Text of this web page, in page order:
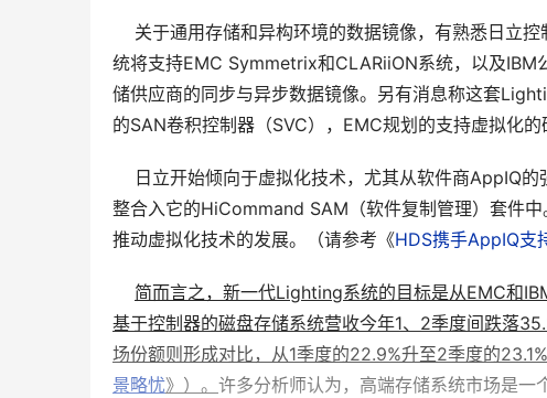
关于通用存储和异构环境的数据镜像，有熟悉日立
统将支持EMC Symmetrix和CLARiiON系统，以及
储供应商的同步与异步数据镜像。另有消息称这套
的SAN卷积控制器（SVC），EMC规划的支持虚拟化
日立开始倾向于虚拟化技术，尤其从软件商AppIQ的
整合入它的HiCommand SAM（软件复制管理）套件
推动虚拟化技术的发展。（请参考《HDS携手AppIQ支
简而言之，新一代Lighting系统的目标是从EMC和
基于控制器的磁盘存储系统营收今年1、2季度间跌落
场份额则形成对比，从1季度的22.9%升至2季度的
景略忧》）。 许多分析师认为，高端存储系统市场是一